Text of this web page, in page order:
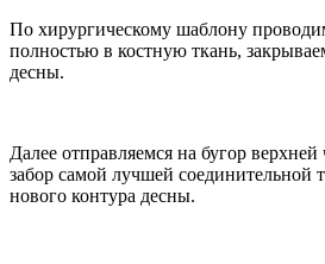
По хирургическому шаблону
полностью в костную ткань,
десны.
Далее отправляемся на бугор
забор самой лучшей соединительной
нового контура десны.